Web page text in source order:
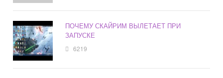
ПОЧЕМУ СКАЙРИМ ВЫЛЕТАЕТ ПРИ
ЗАПУСКЕ
6219